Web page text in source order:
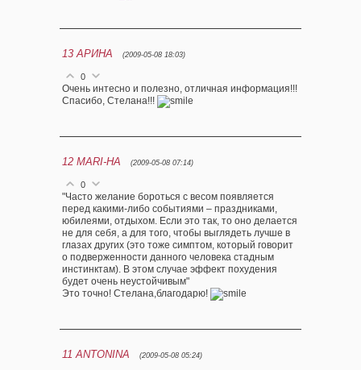
13 АРИНА (2009-05-08 18:03)
0
Очень интесно и полезно, отличная информация!!!
Спасибо, Стелана!!!
12 MARI-HA (2009-05-08 07:14)
0
"Часто желание бороться с весом появляется
перед какими-либо событиями – праздниками,
юбилеями, отдыхом. Если это так, то оно делается
не для себя, а для того, чтобы выглядеть лучше в
глазах других (это тоже симптом, который говорит
о подверженности данного человека стадным
инстинктам). В этом случае эффект похудения
будет очень неустойчивым"
Это точно! Стелана,благодарю!
11 ANTONINA (2009-05-08 05:24)